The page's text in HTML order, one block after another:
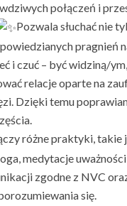
połączeń i
Pozwala słuchać nie
pragnień
i czuć – być widziną/
relacje oparte na
Dzięki temu
różne praktyki, takie
medytacje
zgodne z NVC
się.